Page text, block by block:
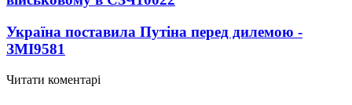
Україна поставила Путіна перед дилемою -
ЗМІ9581
Читати коментарі